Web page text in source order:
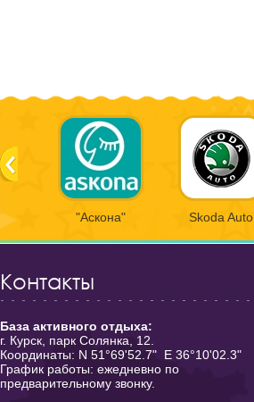
"Аскона" Skoda Auto
Контакты
База активного отдыха:
г. Курск, парк Солянка, 12.
Координаты: N 51°69'52.7" E 36°10'02.3"
График работы: ежедневно по
предварительному звонку.